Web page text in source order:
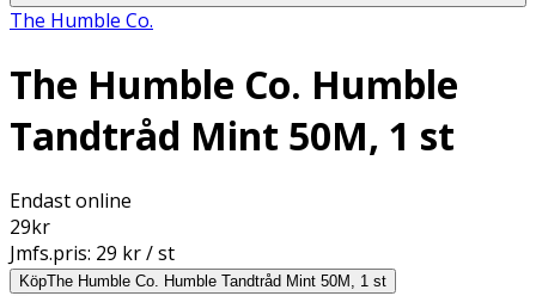
The Humble Co.
The Humble Co. Humble
Tandtråd Mint 50M, 1 st
Endast online
29kr
Jmfs.pris: 29 kr / st
KöpThe Humble Co. Humble Tandtråd Mint 50M, 1 st